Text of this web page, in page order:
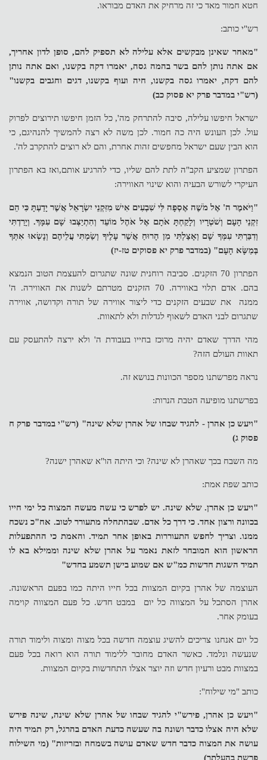
חטא חמור מאד כי זה מרחיק את האדם מבוראו.
רש"י כותב:
"מאחר שאינן מבקשים אלא עלילה לא תספיק להם, סופן לדון אחריך,
אם אתה נותן להם בשר בהמה גסה, יאמרו דקה בקשנו, ואם אתה נותן
להם דקה, יאמרו גסה בקשנו, חיה ועוף בקשנו, דגים וחגבים בקשנו"
(רש"י במדבר פרק יא פסוק כב)
ישראל חיפשו עלילה, סיבה להתרחק מה', כל הזמן חיפשו תירוצים לפרוק
עול. לכן העונש היה כה חמור. לכן משה לא רצה להמשיך להנהיגם, כי
הוא הבין שעם ישראל מחפשים זהות אחרת, והם לא רוצים להתקרב לה'.
הפתרון שמציע הקב"ה לתת להם שליו, כדי להרגיע אותם,ואז בא הפתרון
העיקרי לשורש הבעיה והוא שינוי האווירה:
"וַיֹּאמֶר ה' אֶל מֹשֶׁה אֶסְפָה לִּי שִׁבְעִים אִישׁ מִזִּקְנֵי יִשְׂרָאֵל אֲשֶׁר יָדַעְתָּ כִּי הֵם
זִקְנֵי הָעָם וְשֹׁטְרָיו וְלָקַחְתָּ אֹתָם אֶל אֹהֶל מוֹעֵד וְהִתְיַצְּבוּ שָׁם עִמָּךְ. וְיָרַדְתִּי
וְדִבַּרְתִּי עִמְּךָ שָׁם וְאָצַלְתִּי מִן הָרוּחַ אֲשֶׁר עָלֶיךָ וְשַׂמְתִּי עֲלֵיהֶם וְנָשְׂאוּ אִתְּךָ
בְּמַשָּׂא הָעָם" (במדבר פרק יא פסוקים טז-יז)
הפתרון 70 הזקנים. סביבה רוחנית שונה שתגרום להעצמת הטוב הנמצא
בהם. אדם תלוי באווירה. 70 הזקנים מטרתם לשנות את האווירה. ה'
ממנה את שבעים הזקנים כדי ליצור אווירה של תורה וקדושה, אווירה
שתגרום לבני האדם לשאוף לגדלות ולא לתאוות.
מהי הדרך שאדם יהיה מרוכז בחייו בעבודת ה' ולא ירצה להתעסק עם
תאוות העולם הזה?
נראה מפרשתנו מספר הכוונות בנושא זה.
בפרשתנו מופיעה הטבת הנרות:
"ויעש כן אהרן - להגיד שבחו של אהרן שלא שינה" (רש"י במדבר פרק ח
פסוק ג)
מה השבח בכך שאהרן לא שינה? וכי היתה הו"א שאהרן ישנה?
כותב שפת אמת:
"ויעש כן אהרן. שלא שינה. יש לפרש כי עשה מעשה המצוה כל ימי חייו
בכוונה ורצון אחד. כי דרך כל אדם. שבהתחלה מתעורר לטוב. אח"כ נשכח
ממנו. וצריך לחפש התעוררות באופן אחר תמיד. והאמת כי ההתפעלות
הראשון הוא המובחר לזאת נאמר על אהרן שלא שינה וממילא בא לו
תמיד השגות חדשות כמ"ש אם שמוע בישן תשמע בחדש"
העוצמה של אהרן בקיום המצוות בכל חייו היתה כמו בפעם הראשונה.
אהרן הסתכל על המצווה כל יום במבט חדש. כל פעם המצווה קוימה
בעומק אחר.
כל יום אנחנו צריכים להשיג עוצמה חדשה בכל מצוה ומצוה ולימוד תורה
שנעשה ונלמד. כאשר האדם מחובר ללימוד תורה הוא רואה בכל פעם
במצוות מבט ורעיון חדש וזה יוצר אצלו התחדשות בקיום המצוות.
כותב "מי שילוח":
"ויעש כן אהרן, פירש"י להגיד שבחו של אהרן שלא שינה, שינה פירש
שלא היה אצלו כדבר ושונה בה שעשה כדעת האדם בהרגל, רק תמיד היה
עושה את המצוה כדבר חדש שאדם עושה בשמחה ובזריזות" (מי השילוח
פרשת בהעלתך)